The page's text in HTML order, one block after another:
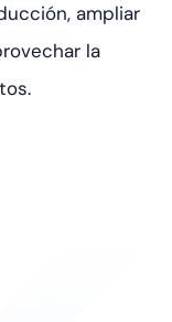
ampliar
la